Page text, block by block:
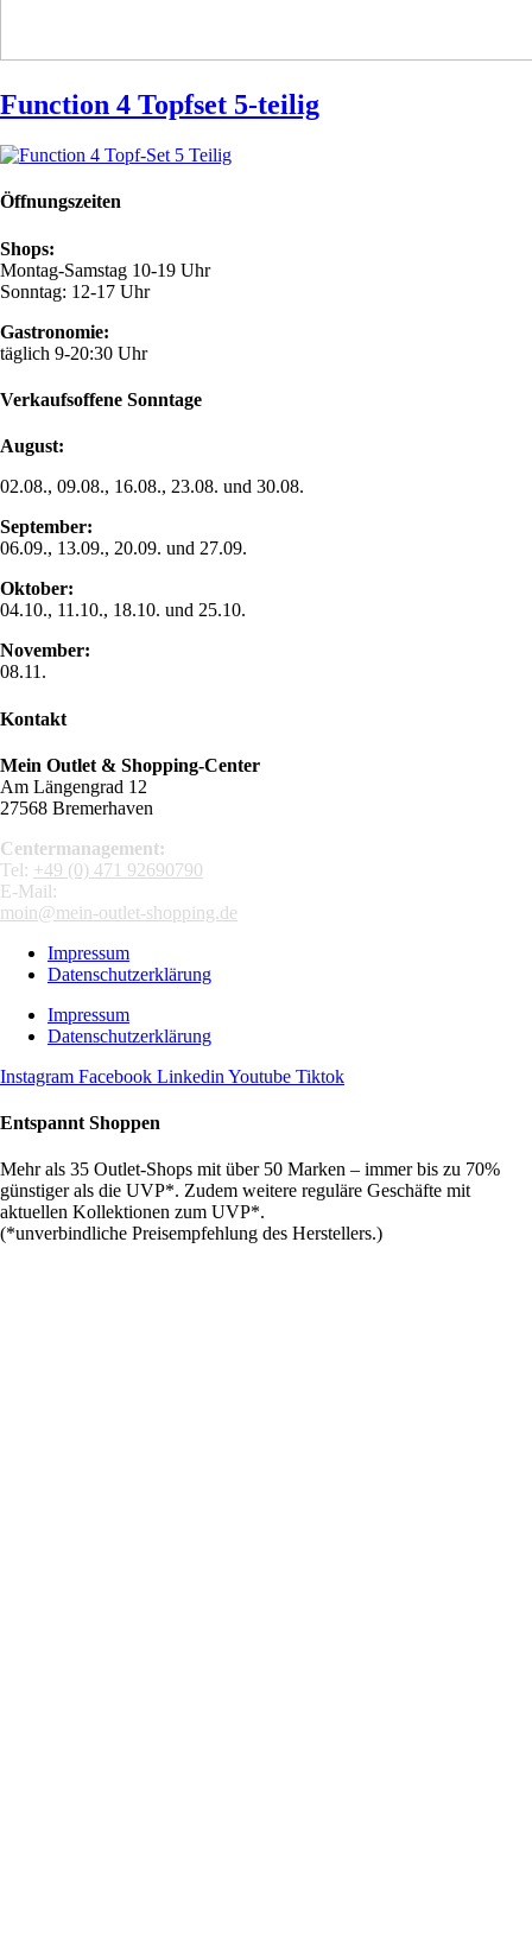
Function 4 Topfset 5-teilig
Öffnungszeiten
Shops:
Montag-Samstag 10-19 Uhr
Sonntag: 12-17 Uhr
Gastronomie:
täglich 9-20:30 Uhr
Verkaufsoffene Sonntage
August:
02.08., 09.08., 16.08., 23.08. und 30.08.
September:
06.09., 13.09., 20.09. und 27.09.
Oktober:
04.10., 11.10., 18.10. und 25.10.
November:
08.11.
Kontakt
Mein Outlet & Shopping-Center
Am Längengrad 12
27568 Bremerhaven
Centermanagement:
Tel: +49 (0) 471 92690790
E-Mail:
moin@mein-outlet-shopping.de
Impressum
Datenschutzerklärung
Impressum
Datenschutzerklärung
Instagram Facebook Linkedin Youtube Tiktok
Entspannt Shoppen
Mehr als 35 Outlet-Shops mit über 50 Marken – immer bis zu 70%
günstiger als die UVP*. Zudem weitere reguläre Geschäfte mit
aktuellen Kollektionen zum UVP*.
(*unverbindliche Preisempfehlung des Herstellers.)